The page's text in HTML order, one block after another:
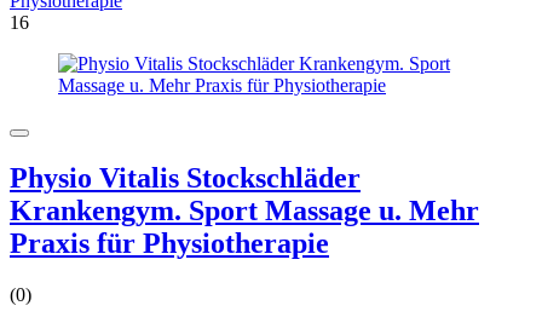
16
Physio Vitalis Stockschläder
Krankengym. Sport Massage u. Mehr
Praxis für Physiotherapie
(0)